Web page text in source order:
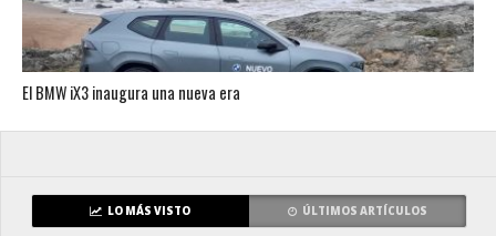
El BMW iX3 inaugura una nueva era
LO MÁS VISTO ÚLTIMOS ARTÍCULOS